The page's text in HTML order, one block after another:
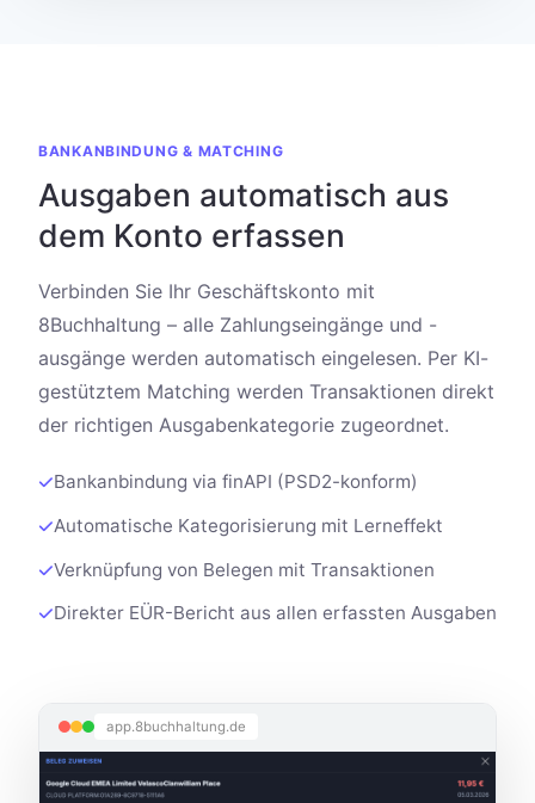
BANKANBINDUNG & MATCHING
Ausgaben automatisch aus
dem Konto erfassen
Verbinden Sie Ihr Geschäftskonto mit
8Buchhaltung – alle Zahlungseingänge und -
ausgänge werden automatisch eingelesen. Per KI-
gestütztem Matching werden Transaktionen direkt
der richtigen Ausgabenkategorie zugeordnet.
Bankanbindung via finAPI (PSD2-konform)
Automatische Kategorisierung mit Lerneffekt
Verknüpfung von Belegen mit Transaktionen
Direkter EÜR-Bericht aus allen erfassten Ausgaben
app.8buchhaltung.de